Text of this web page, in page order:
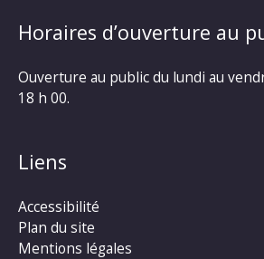
Horaires d’ouverture au
Ouverture au public du lundi au
18 h 00.
Liens
Accessibilité
Plan du site
Mentions légales